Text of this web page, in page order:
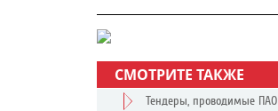
СМОТРИТЕ ТАКЖЕ
Тендеры, проводимые ПАО